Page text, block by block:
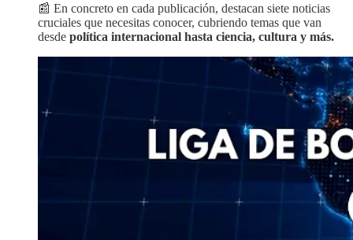
📰 En concreto en cada publicación, destacan siete noticias
cruciales que necesitas conocer, cubriendo temas que van
desde política internacional hasta ciencia, cultura y más.